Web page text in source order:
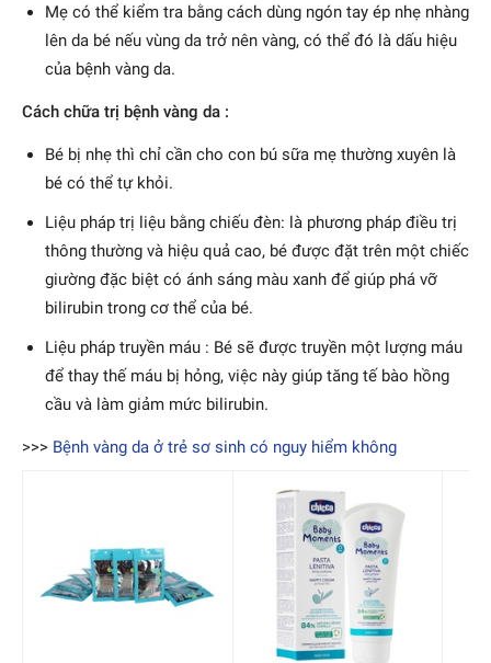
Mẹ có thể kiểm tra bằng cách dùng ngón tay ép nhẹ nhàng
lên da bé nếu vùng da trở nên vàng, có thể đó là dấu hiệu
của bệnh vàng da.
Cách chữa trị bệnh vàng da :
Bé bị nhẹ thì chỉ cần cho con bú sữa mẹ thường xuyên là
bé có thể tự khỏi.
Liệu pháp trị liệu bằng chiếu đèn: là phương pháp điều trị
thông thường và hiệu quả cao, bé được đặt trên một chiếc
giường đặc biệt có ánh sáng màu xanh để giúp phá vỡ
bilirubin trong cơ thể của bé.
Liệu pháp truyền máu : Bé sẽ được truyền một lượng máu
để thay thế máu bị hỏng, việc này giúp tăng tế bào hồng
cầu và làm giảm mức bilirubin.
>>> Bệnh vàng da ở trẻ sơ sinh có nguy hiểm không